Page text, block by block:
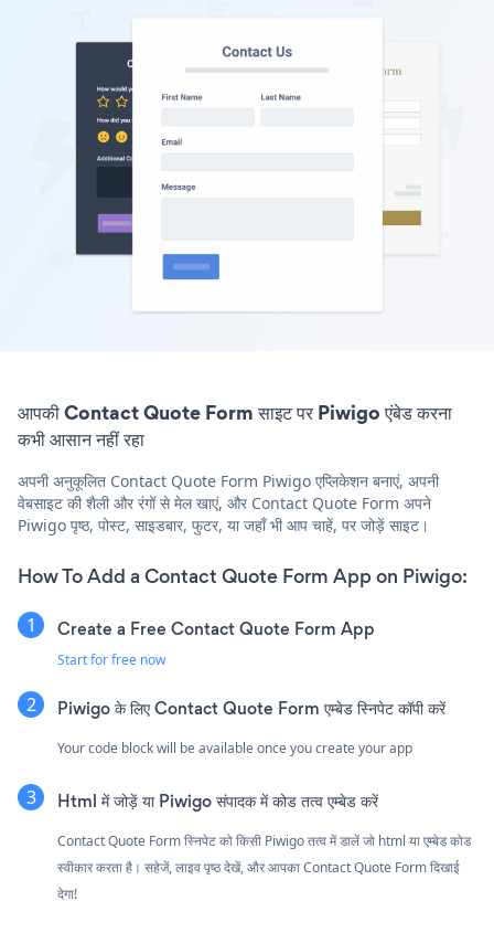
आपकी Contact Quote Form साइट पर Piwigo एंबेड करना
कभी आसान नहीं रहा
अपनी अनुकूलित Contact Quote Form Piwigo एप्लिकेशन बनाएं, अपनी
वेबसाइट की शैली और रंगों से मेल खाएं, और Contact Quote Form अपने
Piwigo पृष्ठ, पोस्ट, साइडबार, फुटर, या जहाँ भी आप चाहें, पर जोड़ें साइट।
How To Add a Contact Quote Form App on Piwigo:
Create a Free Contact Quote Form App
Start for free now
Piwigo के लिए Contact Quote Form एम्बेड स्निपेट कॉपी करें
Your code block will be available once you create your app
Html में जोड़ें या Piwigo संपादक में कोड तत्व एम्बेड करें
Contact Quote Form स्निपेट को किसी Piwigo तत्व में डालें जो html या एम्बेड कोड
स्वीकार करता है। सहेजें, लाइव पृष्ठ देखें, और आपका Contact Quote Form दिखाई
देगा!